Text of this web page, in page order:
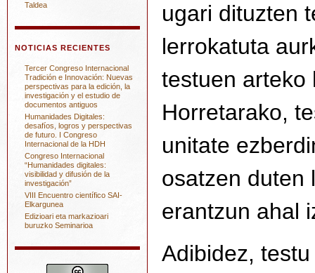
Taldea
NOTICIAS RECIENTES
Tercer Congreso Internacional
Tradición e Innovación: Nuevas
perspectivas para la edición, la
investigación y el estudio de
documentos antiguos
Humanidades Digitales:
desafíos, logros y perspectivas
de futuro. I Congreso
Internacional de la HDH
Congreso Internacional
“Humanidades digitales:
visibilidad y difusión de la
investigación”
VIII Encuentro científico SAI-
Elkargunea
Edizioari eta markazioari
buruzko Seminarioa
ugari dituzten
lerrokatuta
testuen arteko
Horretarako,
unitate
osatzen duten
erantzun ahal
Adibidez,